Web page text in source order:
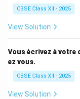
CBSE Class XII - 2025
View Solution
Vous écrivez à
ez vous.
CBSE Class XII - 2025
View Solution